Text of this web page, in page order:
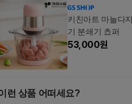
키친아트 마늘다
기 분쇄기 쵸퍼
53,000원
런 상품 어떠세요?